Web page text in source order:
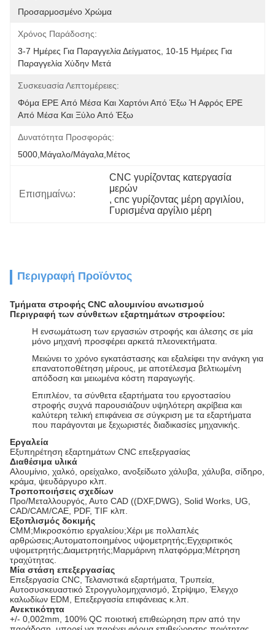
Προσαρμοσμένο Χρώμα
Χρόνος Παράδοσης:
3-7 Ημέρες Για Παραγγελία Δείγματος, 10-15 Ημέρες Για
Παραγγελία Χύδην Μετά
Συσκευασία Λεπτομέρειες:
Φόμα EPE Από Μέσα Και Χαρτόνι Από Έξω Ή Αφρός EPE
Από Μέσα Και Ξύλο Από Έξω
Δυνατότητα Προσφοράς:
5000,Μάγαλο/Μάγαλα,Μέτος
Επισημαίνω:
CNC γυρίζοντας κατεργασία
μερών
, cnc γυρίζοντας μέρη αργιλίου,
Γυρισμένα αργίλιο μέρη
Περιγραφή Προϊόντος
Τμήματα στροφής CNC αλουμινίου ανωτισμού
Περιγραφή των σύνθετων εξαρτημάτων στροφείου:
Η ενσωμάτωση των εργασιών στροφής και άλεσης σε μία
μόνο μηχανή προσφέρει αρκετά πλεονεκτήματα.
Μειώνει το χρόνο εγκατάστασης και εξαλείφει την ανάγκη για
επανατοποθέτηση μέρους, με αποτέλεσμα βελτιωμένη
απόδοση και μειωμένα κόστη παραγωγής.
Επιπλέον, τα σύνθετα εξαρτήματα του εργοστασίου
στροφής συχνά παρουσιάζουν υψηλότερη ακρίβεια και
καλύτερη τελική επιφάνεια σε σύγκριση με τα εξαρτήματα
που παράγονται με ξεχωριστές διαδικασίες μηχανικής.
Εργαλεία
Εξυπηρέτηση εξαρτημάτων CNC επεξεργασίας
Διαθέσιμα υλικά
Αλουμίνιο, χαλκό, ορείχαλκο, ανοξείδωτο χάλυβα, χάλυβα, σίδηρο,
κράμα, ψευδάργυρο κλπ.
Τροποποιήσεις σχεδίων
Προ/Μεταλλουργός, Αυτο CAD ((DXF,DWG), Solid Works, UG,
CAD/CAM/CAE, PDF, TIF κλπ.
Εξοπλισμός δοκιμής
CMM;Μικροσκόπιο εργαλείου;Χέρι με πολλαπλές
αρθρώσεις;Αυτοματοποιημένος υψομετρητής;Εγχειριτικός
υψομετρητής;Διαμετρητής;Μαρμάρινη πλατφόρμα;Μέτρηση
τραχύτητας.
Μία στάση επεξεργασίας
Επεξεργασία CNC, Τελανιστικά εξαρτήματα, Τρυπεία,
Αυτοσυσκευαστικό Στρογγυλομηχανισμό, Στρίψιμο, Έλεγχο
καλωδίων EDM, Επεξεργασία επιφάνειας κ.λπ.
Ανεκτικότητα
+/- 0,002mm, 100% QC ποιοτική επιθεώρηση πριν από την